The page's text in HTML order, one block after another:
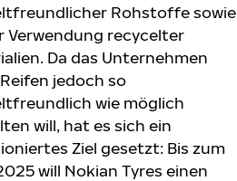
Rohstoffe sowie
Verwendung recycelter
Da das Unternehmen
jedoch so
wie möglich
will, hat es sich ein
Ziel gesetzt: Bis zum
will Nokian Tyres einen